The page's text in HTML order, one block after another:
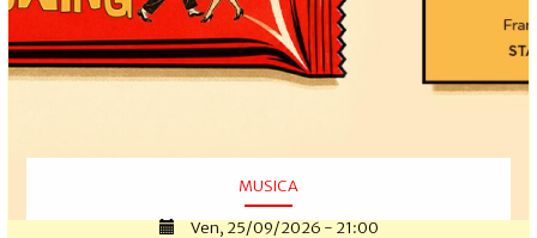
MUSICA
Ven, 25/09/2026 - 21:00